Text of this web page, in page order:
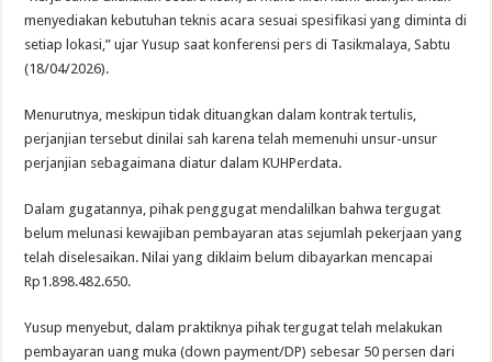
menyediakan kebutuhan teknis acara sesuai spesifikasi yang diminta di
setiap lokasi,” ujar Yusup saat konferensi pers di Tasikmalaya, Sabtu
(18/04/2026).
Menurutnya, meskipun tidak dituangkan dalam kontrak tertulis,
perjanjian tersebut dinilai sah karena telah memenuhi unsur-unsur
perjanjian sebagaimana diatur dalam KUHPerdata.
Dalam gugatannya, pihak penggugat mendalilkan bahwa tergugat
belum melunasi kewajiban pembayaran atas sejumlah pekerjaan yang
telah diselesaikan. Nilai yang diklaim belum dibayarkan mencapai
Rp1.898.482.650.
Yusup menyebut, dalam praktiknya pihak tergugat telah melakukan
pembayaran uang muka (down payment/DP) sebesar 50 persen dari